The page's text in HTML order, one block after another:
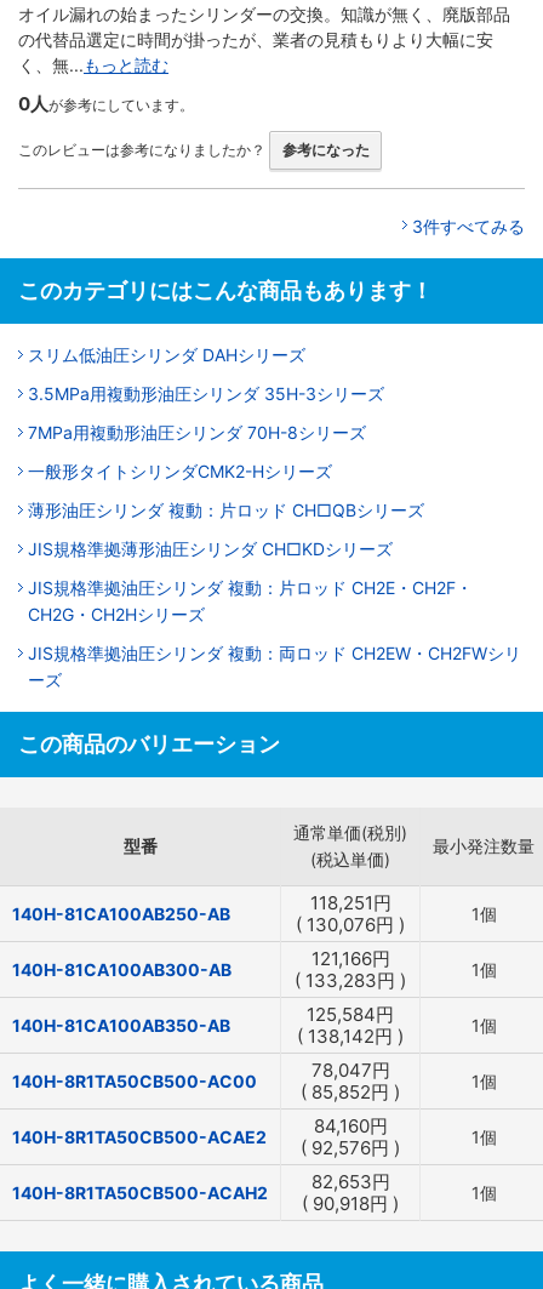
オイル漏れの始まったシリンダーの交換。知識が無く、廃版部品
の代替品選定に時間が掛ったが、業者の見積もりより大幅に安
く、無...もっと読む
0人が参考にしています。
このレビューは参考になりましたか？ 参考になった
3件すべてみる
このカテゴリにはこんな商品もあります！
スリム低油圧シリンダ DAHシリーズ
3.5MPa用複動形油圧シリンダ 35H-3シリーズ
7MPa用複動形油圧シリンダ 70H-8シリーズ
一般形タイトシリンダCMK2-Hシリーズ
薄形油圧シリンダ 複動：片ロッド CH□QBシリーズ
JIS規格準拠薄形油圧シリンダ CH□KDシリーズ
JIS規格準拠油圧シリンダ 複動：片ロッド CH2E・CH2F・
CH2G・CH2Hシリーズ
JIS規格準拠油圧シリンダ 複動：両ロッド CH2EW・CH2FWシリ
ーズ
この商品のバリエーション
型番
通常単価(税別)
(税込単価)
最小発注数量
140H-81CA100AB250-AB 118,251円
( 130,076円 ) 1個
140H-81CA100AB300-AB 121,166円
( 133,283円 ) 1個
140H-81CA100AB350-AB 125,584円
( 138,142円 ) 1個
140H-8R1TA50CB500-AC00 78,047円
( 85,852円 ) 1個
140H-8R1TA50CB500-ACAE2 84,160円
( 92,576円 ) 1個
140H-8R1TA50CB500-ACAH2 82,653円
( 90,918円 ) 1個
よく一緒に購入されている商品